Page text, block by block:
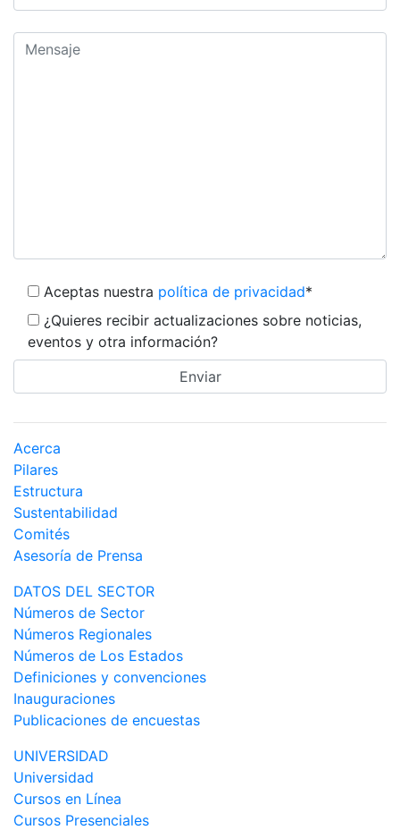
Aceptas nuestra política de privacidad*
¿Quieres recibir actualizaciones sobre noticias,
eventos y otra información?
Acerca
Pilares
Estructura
Sustentabilidad
Comités
Asesoría de Prensa
DATOS DEL SECTOR
Números de Sector
Números Regionales
Números de Los Estados
Definiciones y convenciones
Inauguraciones
Publicaciones de encuestas
UNIVERSIDAD
Universidad
Cursos en Línea
Cursos Presenciales